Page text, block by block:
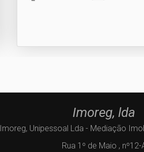
Imoreg, lda
Imoreg, Unipessoal Lda - Mediação
Rua 1º de Maio , nº12-